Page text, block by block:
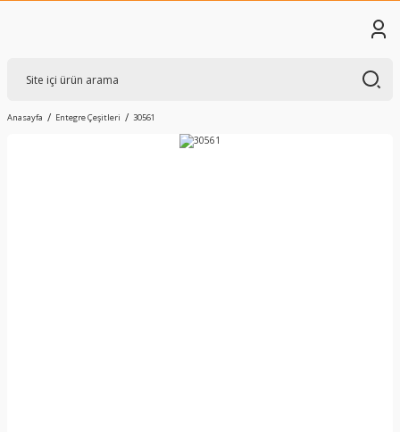
Anasayfa Entegre Çeşitleri 30561